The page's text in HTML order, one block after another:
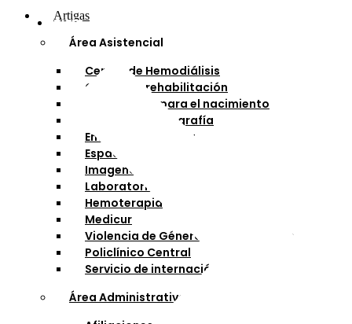
Artigas
Área Asistencial
Centro de Hemodiálisis
Centro de rehabilitación
Preparación para el nacimiento
Electroencefalografía
Enfermería externa
Espacio Adolescente
Imagenología
Laboratorio
Hemoterapia
Medicur
Violencia de Género y Generaciones
Policlínico Central
Servicio de internación
Área Administrativa
Inicio